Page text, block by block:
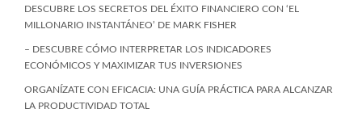
DESCUBRE LOS SECRETOS DEL ÉXITO FINANCIERO CON ‘EL
MILLONARIO INSTANTÁNEO’ DE MARK FISHER
– DESCUBRE CÓMO INTERPRETAR LOS INDICADORES
ECONÓMICOS Y MAXIMIZAR TUS INVERSIONES
ORGANÍZATE CON EFICACIA: UNA GUÍA PRÁCTICA PARA ALCANZAR
LA PRODUCTIVIDAD TOTAL